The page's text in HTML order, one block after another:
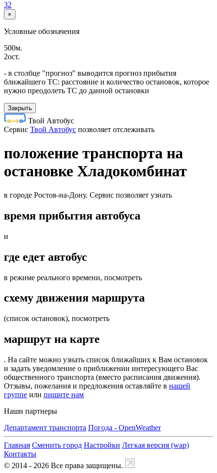
32
×
Условные обозначения
500м.
2ост.
- в столбце "прогноз" выводится прогноз прибытия
ближайшего ТС: расстояние и количество остановок, которое
нужно преодолеть ТС до данной остановки
Закрыть
Твой Автобус
Cервис Твой Автобус позволяет отслеживать
положение транспорта на
остановке Хладокомбинат
в городе Ростов-на-Дону. Сервис позволяет узнать
время прибытия автобуса
и
где едет автобус
в режиме реального времени, посмотреть
схему движения маршрута
(список остановок), посмотреть
маршрут на карте
. На сайте можно узнать список ближайших к Вам остановок
и задать уведомление о приближении интересующего Вас
общественного транспорта (вместо расписания движения).
Отзывы, пожелания и предложения оставляйте в нашей
группе или пишите нам
Наши партнеры
Департамент транспорта Погода - OpenWeather
Главная Сменить город Настройки Легкая версия (wap)
Контакты
© 2014 - 2026 Все права защищены.